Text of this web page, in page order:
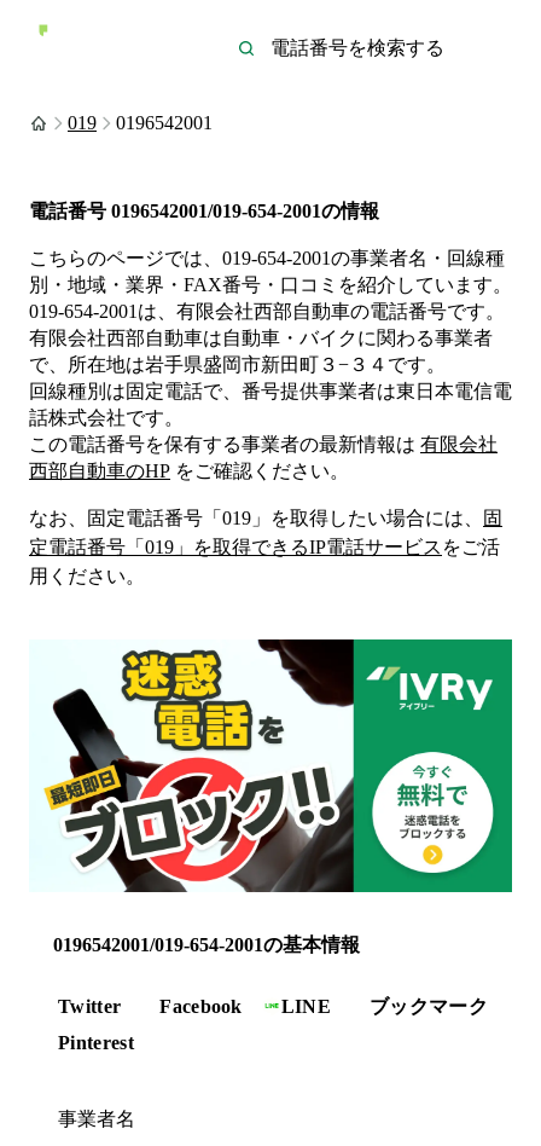
019 0196542001
電話番号 0196542001/019-654-2001の情報
こちらのページでは、 019-654-2001の事業者名・回線種
別・地域・業界・FAX番号・口コミを紹介しています。
019-654-2001 は、 有限会社西部自動車の電話番号です。
有限会社西部自動車は自動車・バイクに関わる事業者
で、所在地は岩手県盛岡市新田町３−３４ です。
回線種別は固定電話で、番号提供事業者は東日本電信電
話株式会社です。
この電話番号を保有する事業者の最新情報は 有限会社
西部自動車のHP をご確認ください。
なお、固定電話番号「 019 」を取得したい場合には、
固
定電話番号「 019 」を取得できるIP電話サービス をご活
用ください。
0196542001/019-654-2001の基本情報
Twitter Facebook LINE
ブックマーク
Pinterest
事業者名